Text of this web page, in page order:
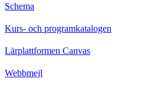
Schema
Kurs- och programkatalogen
Lärplattformen Canvas
Webbmejl